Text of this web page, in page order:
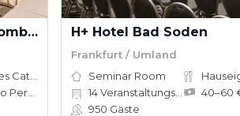
Steigenberger Hotel Bad Homburg H+ Hotel Bad Soden
Frankfurt / Umland
Seminar Room
14Veranstaltungsräume
950 Gäste